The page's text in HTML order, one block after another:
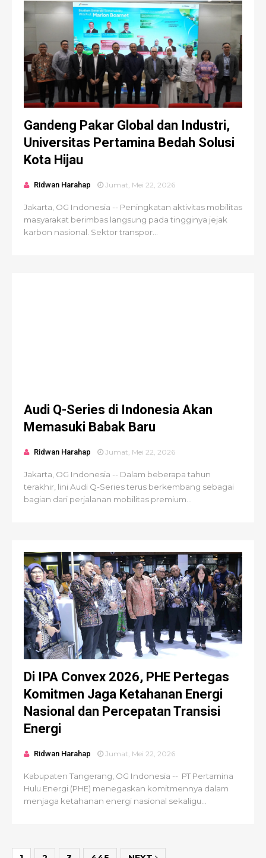
Gandeng Pakar Global dan Industri,
Universitas Pertamina Bedah Solusi
Kota Hijau
Ridwan Harahap Jumat, Mei 22, 2026
Jakarta, OG Indonesia -- Peningkatan aktivitas mobilitas
masyarakat berimbas langsung pada tingginya jejak
karbon nasional. Sektor transpor...
Audi Q-Series di Indonesia Akan
Memasuki Babak Baru
Ridwan Harahap Jumat, Mei 22, 2026
Jakarta, OG Indonesia -- Dalam beberapa tahun
terakhir, lini Audi Q-Series terus berkembang sebagai
bagian dari perjalanan mobilitas premium...
Di IPA Convex 2026, PHE Pertegas
Komitmen Jaga Ketahanan Energi
Nasional dan Percepatan Transisi
Energi
Ridwan Harahap Jumat, Mei 22, 2026
Kabupaten Tangerang, OG Indonesia -- PT Pertamina
Hulu Energi (PHE) menegaskan komitmennya dalam
menjaga ketahanan energi nasional sekaligu...